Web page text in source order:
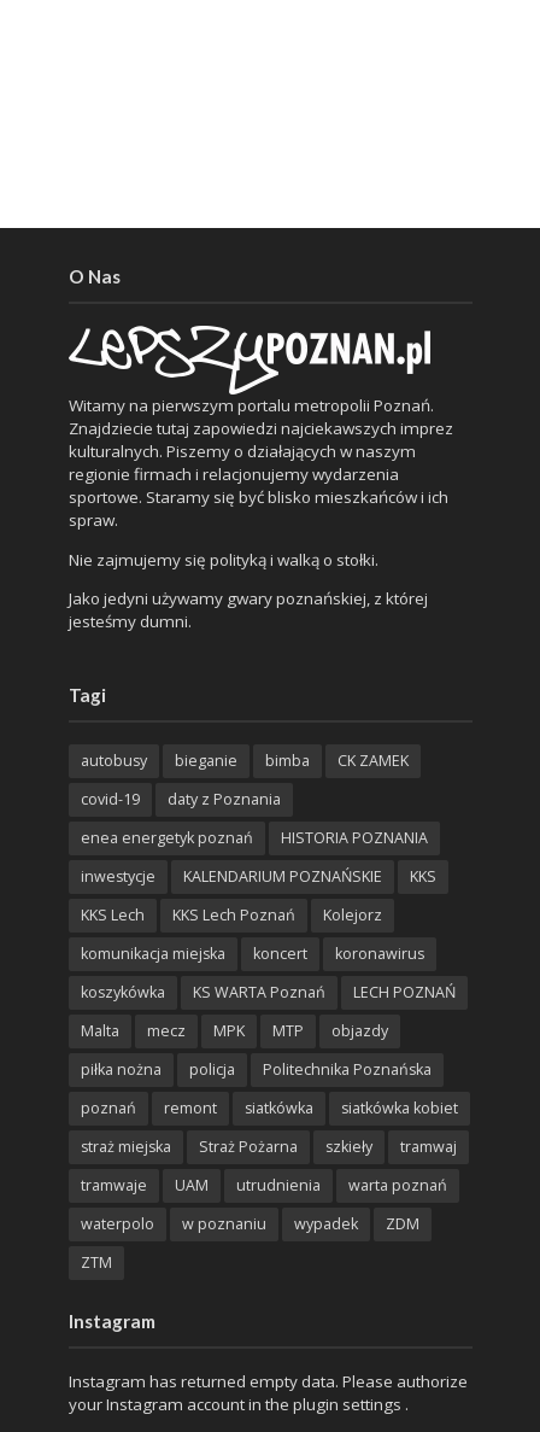
O Nas
Witamy na pierwszym portalu metropolii Poznań.
Znajdziecie tutaj zapowiedzi najciekawszych imprez
kulturalnych. Piszemy o działających w naszym
regionie firmach i relacjonujemy wydarzenia
sportowe. Staramy się być blisko mieszkańców i ich
spraw.
Nie zajmujemy się polityką i walką o stołki.
Jako jedyni używamy gwary poznańskiej, z której
jesteśmy dumni.
Tagi
autobusy bieganie bimba
CK ZAMEK
covid-19
daty z Poznania
enea energetyk poznań
HISTORIA POZNANIA
inwestycje
KALENDARIUM POZNAŃSKIE
KKS
KKS Lech
KKS Lech Poznań
Kolejorz
komunikacja miejska
koncert
koronawirus
koszykówka
KS WARTA Poznań
LECH POZNAŃ
Malta
mecz MPK MTP
objazdy
piłka nożna
policja
Politechnika Poznańska
poznań
remont siatkówka
siatkówka kobiet
straż miejska
Straż Pożarna szkieły
tramwaj
tramwaje
UAM utrudnienia
warta poznań
waterpolo
w poznaniu wypadek
ZDM
ZTM
Instagram
Instagram has returned empty data. Please authorize
your Instagram account in the plugin settings .